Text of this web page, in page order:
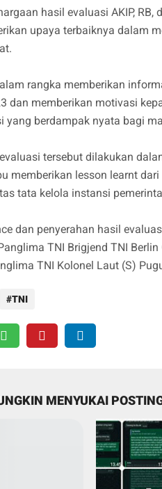
hasil evaluasi AKIP,
upaya terbaiknya dalam
rangka memberikan
dan memberikan motivasi
yang berdampak nyata bagi
tersebut dilakukan
memberikan lesson learnt
tata kelola instansi
dan penyerahan hasil
TNI Brigjend TNI Berlin
TNI Kolonel Laut (S)
TNI
MENYUKAI